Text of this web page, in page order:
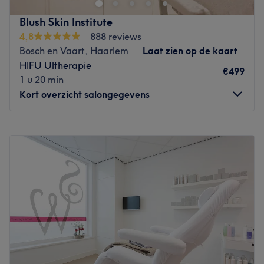
cryolipolyse, harsen, het stylen van je wenkbrauwen of
het laten zetten van wimperextensions. Eigenaresse
Gratiela zorgt ervoor dat je stralend de salon verlaat!
Blush Skin Institute
4,8
888 reviews
Bosch en Vaart, Haarlem
Laat zien op de kaart
HIFU Ultherapie
1 u 20 min
€499
Kort overzicht salongegevens
Dinsdag
10:00–19:00
Woensdag
Donderdag
10:00–19:00
Zaterdag
10:00
18:00
Zondag
Gesloten
Bij schoonheidssalon Blush Skin Institute gelegen aan
winkelstraat de Zijlweg in Haarlem ben je aan het juiste